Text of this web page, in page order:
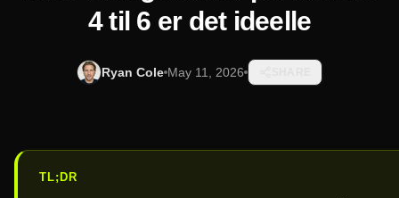
4 til 6 er det ideelle
Ryan Cole May 11, 2026
TL;DR